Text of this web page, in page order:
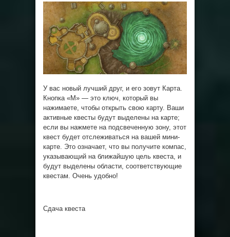
У вас новый лучший друг, и его зовут Карта.
Кнопка «М» — это ключ, который вы
нажимаете, чтобы открыть свою карту. Ваши
активные квесты будут выделены на карте;
если вы нажмете на подсвеченную зону, этот
квест будет отслеживаться на вашей мини-
карте. Это означает, что вы получите компас,
указывающий на ближайшую цель квеста, и
будут выделены области, соответствующие
квестам. Очень удобно!
Сдача квеста